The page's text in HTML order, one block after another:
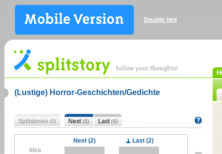
Disable hint
(Lustige) Horror-Geschichten/Gedichte
Splitstories (0) Next(6) Last(6)
Next (2)
Last (2)
Idea